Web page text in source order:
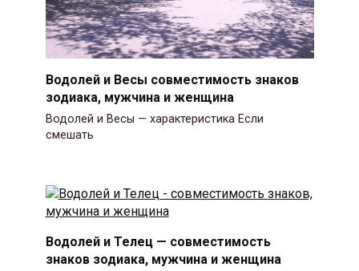
Водолей и Весы совместимость знаков
зодиака, мужчина и женщина
Водолей и Весы — характеристика Если
смешать
Водолей и Телец — совместимость
знаков зодиака, мужчина и женщина